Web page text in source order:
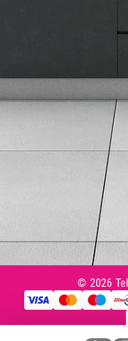
Korisnički servis
Reklamacije i servis
Pratite nas na
© 2026